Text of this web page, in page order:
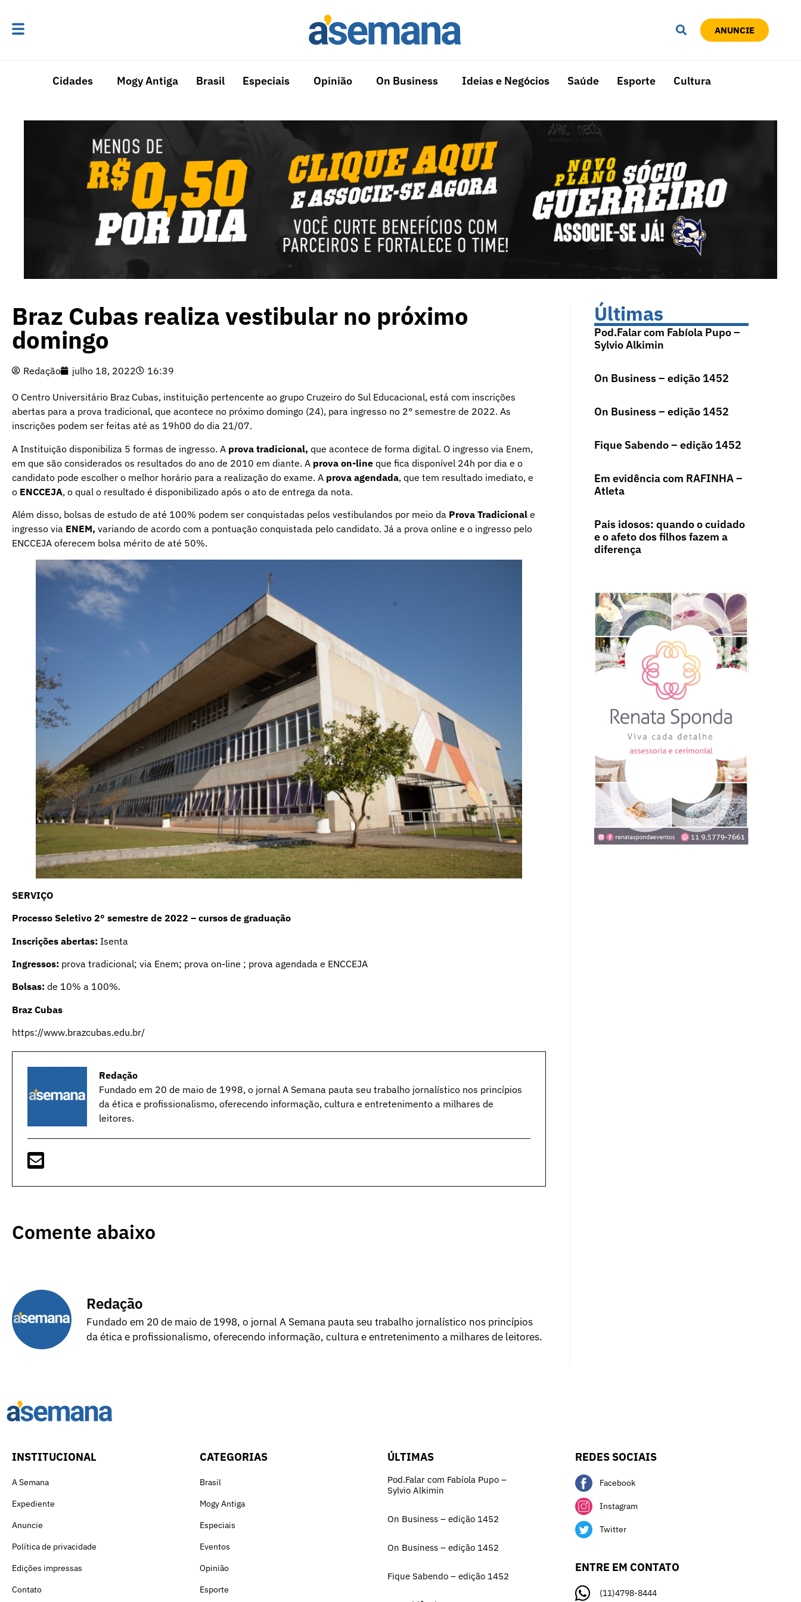
ANUNCIE
Cidades Mogy Antiga Brasil Especiais Opinião On Business Ideias e Negócios Saúde Esporte Cultura
Braz Cubas realiza vestibular no próximo
domingo
Redação julho 18, 2022 16:39
O Centro Universitário Braz Cubas, instituição pertencente ao grupo Cruzeiro do Sul Educacional, está com inscrições
abertas para a prova tradicional, que acontece no próximo domingo (24), para ingresso no 2° semestre de 2022. As
inscrições podem ser feitas até as 19h00 do dia 21/07.
A Instituição disponibiliza 5 formas de ingresso. A prova tradicional, que acontece de forma digital. O ingresso via Enem,
em que são considerados os resultados do ano de 2010 em diante. A prova on-line que fica disponível 24h por dia e o
candidato pode escolher o melhor horário para a realização do exame. A prova agendada, que tem resultado imediato, e
o ENCCEJA, o qual o resultado é disponibilizado após o ato de entrega da nota.
Além disso, bolsas de estudo de até 100% podem ser conquistadas pelos vestibulandos por meio da Prova Tradicional e
ingresso via ENEM, variando de acordo com a pontuação conquistada pelo candidato. Já a prova online e o ingresso pelo
ENCCEJA oferecem bolsa mérito de até 50%.
SERVIÇO
Processo Seletivo 2° semestre de 2022 – cursos de graduação
Inscrições abertas: Isenta
Ingressos: prova tradicional; via Enem; prova on-line ; prova agendada e ENCCEJA
Bolsas: de 10% a 100%.
Braz Cubas
https://www.brazcubas.edu.br/
Redação
Fundado em 20 de maio de 1998, o jornal A Semana pauta seu trabalho jornalístico nos princípios
da ética e profissionalismo, oferecendo informação, cultura e entretenimento a milhares de
leitores.
Comente abaixo
Redação
Fundado em 20 de maio de 1998, o jornal A Semana pauta seu trabalho jornalístico nos princípios
da ética e profissionalismo, oferecendo informação, cultura e entretenimento a milhares de leitores.
Últimas
Pod.Falar com Fabíola Pupo –
Sylvio Alkimin
On Business – edição 1452
On Business – edição 1452
Fique Sabendo – edição 1452
Em evidência com RAFINHA –
Atleta
Pais idosos: quando o cuidado
e o afeto dos filhos fazem a
diferença
INSTITUCIONAL
A Semana
Expediente
Anuncie
Política de privacidade
Edições impressas
Contato
CATEGORIAS
Brasil
Mogy Antiga
Especiais
Eventos
Opinião
Esporte
ÚLTIMAS
Pod.Falar com Fabíola Pupo –
Sylvio Alkimin
On Business – edição 1452
On Business – edição 1452
Fique Sabendo – edição 1452
REDES SOCIAIS
Facebook
Instagram
Twitter
ENTRE EM CONTATO
(11)4798-8444